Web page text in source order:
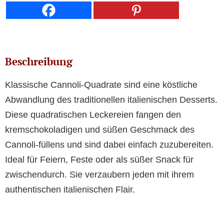
Beschreibung
Klassische Cannoli-Quadrate sind eine köstliche
Abwandlung des traditionellen italienischen Desserts.
Diese quadratischen Leckereien fangen den
kremschokoladigen und süßen Geschmack des
Cannoli-füllens und sind dabei einfach zuzubereiten.
Ideal für Feiern, Feste oder als süßer Snack für
zwischendurch. Sie verzaubern jeden mit ihrem
authentischen italienischen Flair.